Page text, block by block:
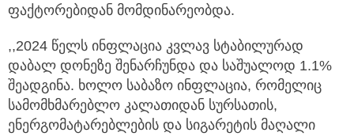
ფაქტორებიდან მომდინარეობდა.
,,2024 წელს ინფლაცია კვლავ სტაბილურად
დაბალ დონეზე შენარჩუნდა და საშუალოდ 1.1%
შეადგინა. ხოლო საბაზო ინფლაცია, რომელიც
სამომხმარებლო კალათიდან სურსათის,
ენერგომატარებლების და სიგარეტის მაღალი